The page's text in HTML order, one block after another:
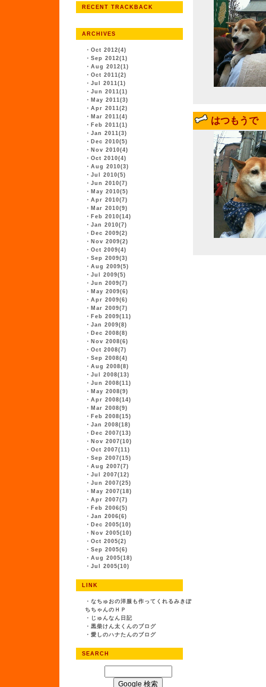
RECENT TRACKBACK
ARCHIVES
・ Oct 2012(4)
・ Sep 2012(1)
・ Aug 2012(1)
・ Oct 2011(2)
・ Jul 2011(1)
・ Jun 2011(1)
・ May 2011(3)
・ Apr 2011(2)
・ Mar 2011(4)
・ Feb 2011(1)
・ Jan 2011(3)
・ Dec 2010(5)
・ Nov 2010(4)
・ Oct 2010(4)
・ Aug 2010(3)
・ Jul 2010(5)
・ Jun 2010(7)
・ May 2010(5)
・ Apr 2010(7)
・ Mar 2010(9)
・ Feb 2010(14)
・ Jan 2010(7)
・ Dec 2009(2)
・ Nov 2009(2)
・ Oct 2009(4)
・ Sep 2009(3)
・ Aug 2009(5)
・ Jul 2009(5)
・ Jun 2009(7)
・ May 2009(6)
・ Apr 2009(6)
・ Mar 2009(7)
・ Feb 2009(11)
・ Jan 2009(8)
・ Dec 2008(8)
・ Nov 2008(6)
・ Oct 2008(7)
・ Sep 2008(4)
・ Aug 2008(8)
・ Jul 2008(13)
・ Jun 2008(11)
・ May 2008(9)
・ Apr 2008(14)
・ Mar 2008(9)
・ Feb 2008(15)
・ Jan 2008(18)
・ Dec 2007(13)
・ Nov 2007(10)
・ Oct 2007(11)
・ Sep 2007(15)
・ Aug 2007(7)
・ Jul 2007(12)
・ Jun 2007(25)
・ May 2007(18)
・ Apr 2007(7)
・ Feb 2006(5)
・ Jan 2006(6)
・ Dec 2005(10)
・ Nov 2005(10)
・ Oct 2005(2)
・ Sep 2005(6)
・ Aug 2005(18)
・ Jul 2005(10)
LINK
・ なちゅおの洋服も作ってくれるみきぽ
ちちゃんのＨＰ
・ じゅんなん日記
・ 黒柴けん太くんのブログ
・ 愛しのハナたんのブログ
SEARCH
はつもうで